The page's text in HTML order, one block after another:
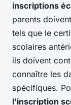
inscriptions
parents
tels que le
scolaires
ils doivent
connaître les
spécifiques.
l'inscription